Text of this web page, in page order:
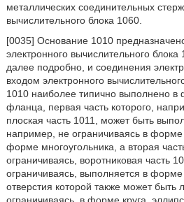
металлических соединительных
вычислительного блока 1060.
[0035] Основание 1010
электронного вычислительного
далее подробно, и соединения
входом электронного
1010 наиболее типично выполнено в
фланца, первая часть которого,
плоская часть 1011, может быть
например, не ограничиваясь в форме
форме многоугольника, а вторая
ограничиваясь, воротниковая часть
ограничиваясь, выполняется в
отверстия которой также может